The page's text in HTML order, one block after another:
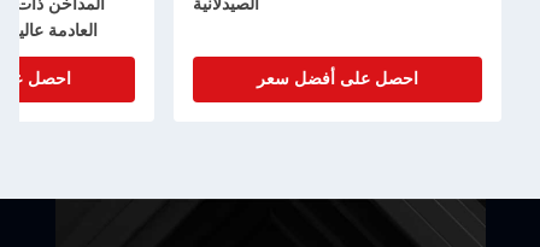
الصيدلانية
احصل على أفضل سعر
المداخن ذات
العادمة عالية
وقابلة
احصل على